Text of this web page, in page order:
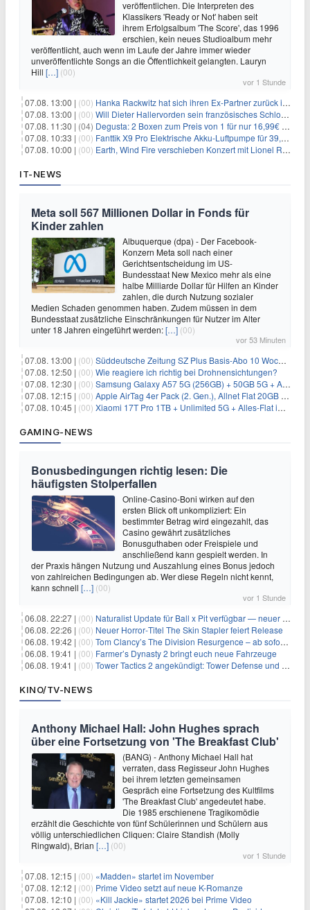
veröffentlichen. Die Interpreten des
Klassikers 'Ready or Not' haben seit
ihrem Erfolgsalbum 'The Score', das 1996
erschien, kein neues Studioalbum mehr
veröffentlicht, auch wenn im Laufe der Jahre immer wieder
unveröffentlichte Songs an die Öffentlichkeit gelangten. Lauryn
Hill […] (00)
vor 1 Stunde
07.08. 13:00 | (00) Hanka Rackwitz hat sich ihren Ex-Partner zurück ins Haus geholt
07.08. 13:00 | (00) Will Dieter Hallervorden sein französisches Schloss verkaufen?
07.08. 11:30 | (04) Degusta: 2 Boxen zum Preis von 1 für nur 16,99€ inkl. Versand
07.08. 10:33 | (00) Fanttik X9 Pro Elektrische Akku-Luftpumpe für 39,99€
07.08. 10:00 | (00) Earth, Wind Fire verschieben Konzert mit Lionel Richie nach medizinischem Notfall
IT-NEWS
Meta soll 567 Millionen Dollar in Fonds für
Kinder zahlen
Albuquerque (dpa) - Der Facebook-
Konzern Meta soll nach einer
Gerichtsentscheidung im US-
Bundesstaat New Mexico mehr als eine
halbe Milliarde Dollar für Hilfen an Kinder
zahlen, die durch Nutzung sozialer
Medien Schaden genommen haben. Zudem müssen in dem
Bundesstaat zusätzliche Einschränkungen für Nutzer im Alter
unter 18 Jahren eingeführt werden:[…] (00)
vor 53 Minuten
07.08. 13:00 | (00) Süddeutsche Zeitung SZ Plus Basis-Abo 10 Wochen für 10€
07.08. 12:50 | (00) Wie reagiere ich richtig bei Drohnensichtungen?
07.08. 12:30 | (00) Samsung Galaxy A57 5G (256GB) + 50GB 5G + Alles-Flat im Vodafone-Netz für 19,99€/Monat – eff. 2,36€/Monat
07.08. 12:15 | (00) Apple AirTag 4er Pack (2. Gen.), Allnet Flat 20GB 5G im Telekom-Netz für 14,99€/Monat – eff. 2,07€/Monat
07.08. 10:45 | (00) Xiaomi 17T Pro 1TB + Unlimited 5G + Alles-Flat im o2 Netz für 29,99€/Monat – eff. 1,15€/Monat
GAMING-NEWS
Bonusbedingungen richtig lesen: Die
häufigsten Stolperfallen
Online-Casino-Boni wirken auf den
ersten Blick oft unkompliziert: Ein
bestimmter Betrag wird eingezahlt, das
Casino gewährt zusätzliches
Bonusguthaben oder Freispiele und
anschließend kann gespielt werden. In
der Praxis hängen Nutzung und Auszahlung eines Bonus jedoch
von zahlreichen Bedingungen ab. Wer diese Regeln nicht kennt,
kann schnell […] (00)
vor 1 Stunde
06.08. 22:27 | (00) Naturalist Update für Ball x Pit verfügbar — neuer Content auf allen Plattformen
06.08. 22:26 | (00) Neuer Horror‑Titel The Skin Stapler feiert Release
06.08. 19:42 | (00) Tom Clancy’s The Division Resurgence – ab sofort für euch verfügbar
06.08. 19:41 | (00) Farmer’s Dynasty 2 bringt euch neue Fahrzeuge
06.08. 19:41 | (00) Tower Tactics 2 angekündigt: Tower Defense und Deckbuilding Kombo kehrt zurück
KINO/TV-NEWS
Anthony Michael Hall: John Hughes sprach
über eine Fortsetzung von 'The Breakfast Club'
(BANG) - Anthony Michael Hall hat
verraten, dass Regisseur John Hughes
bei ihrem letzten gemeinsamen
Gespräch eine Fortsetzung des Kultfilms
'The Breakfast Club' angedeutet habe.
Die 1985 erschienene Tragikomödie
erzählt die Geschichte von fünf Schülerinnen und Schülern aus
völlig unterschiedlichen Cliquen: Claire Standish (Molly
Ringwald), Brian […] (00)
vor 1 Stunde
07.08. 12:15 | (00) «Madden» startet im November
07.08. 12:12 | (00) Prime Video setzt auf neue K-Romanze
07.08. 12:10 | (00) «Kill Jackie» startet 2026 bei Prime Video